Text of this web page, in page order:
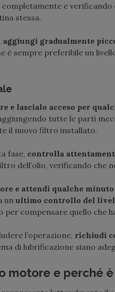
e verificando
stessa.
aggiungi gradualmente
è sempre preferibile un
e lascialo acceso per
tutte le parti
il nuovo filtro installato.
fase, controlla
dell’olio, verificando che
e attendi qualche minuto
un ultimo controllo del
per compensare quello che
l’operazione, richiudi
di lubrificazione siano
motore e